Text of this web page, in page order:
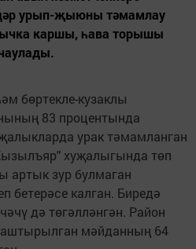
урып-җыюны тәмамлау
каршы, һава торышы
бөртекле-кузаклы
83 процентында
урак тәмамланган
хуҗалыгында төп
артык зур булмаган
бетерәсе калган. Биредә
дә төгәлләнгән. Район
мәйданның 64